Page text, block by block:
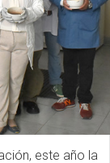
este año la